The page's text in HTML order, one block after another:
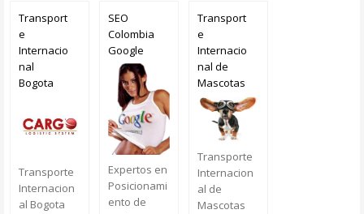
Transport
e
Internacio
nal
Bogota
Transporte
Internacion
al Bogota
SEO
Colombia
Google
Expertos en
Posicionami
ento de
Transport
e
Internacio
nal de
Mascotas
Transporte
Internacion
al de
Mascotas